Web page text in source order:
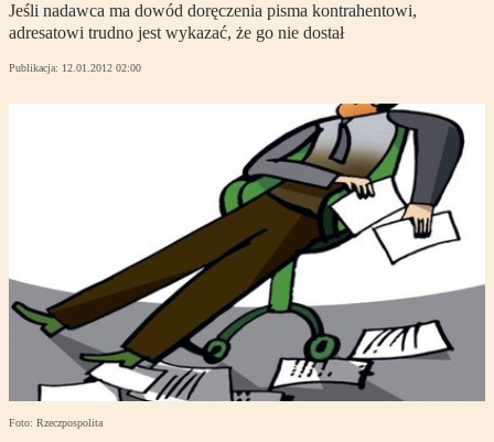
Jeśli nadawca ma dowód doręczenia pisma kontrahentowi,
adresatowi trudno jest wykazać, że go nie dostał
Publikacja: 12.01.2012 02:00
Foto: Rzeczpospolita